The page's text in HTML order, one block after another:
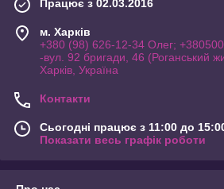
Працює з 02.03.2016
м. Харків
+380 (98) 626-12-34 Олег;
-вул. 92 бригади, 46 (Роганський
Харків, Україна
Контакти
Сьогодні працює з 11:00 до
Показати весь графік роботи